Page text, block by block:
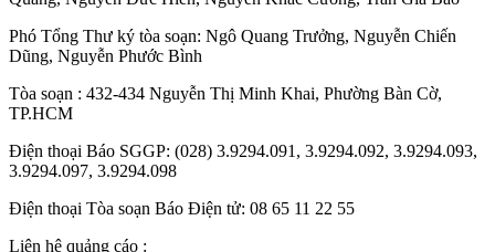
Phó Tổng Thư ký tòa soạn: Ngô Quang Trưởng, Nguyễn Chiến
Dũng, Nguyễn Phước Bình
Tòa soạn : 432-434 Nguyễn Thị Minh Khai, Phường Bàn Cờ,
TP.HCM
Điện thoại Báo SGGP: (028) 3.9294.091, 3.9294.092, 3.9294.093,
3.9294.097, 3.9294.098
Điện thoại Tòa soạn Báo Điện tử: 08 65 11 22 55
Liên hệ quảng cáo :